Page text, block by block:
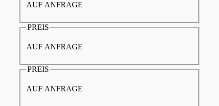
AUF ANFRAGE
PREIS
AUF ANFRAGE
PREIS
AUF ANFRAGE